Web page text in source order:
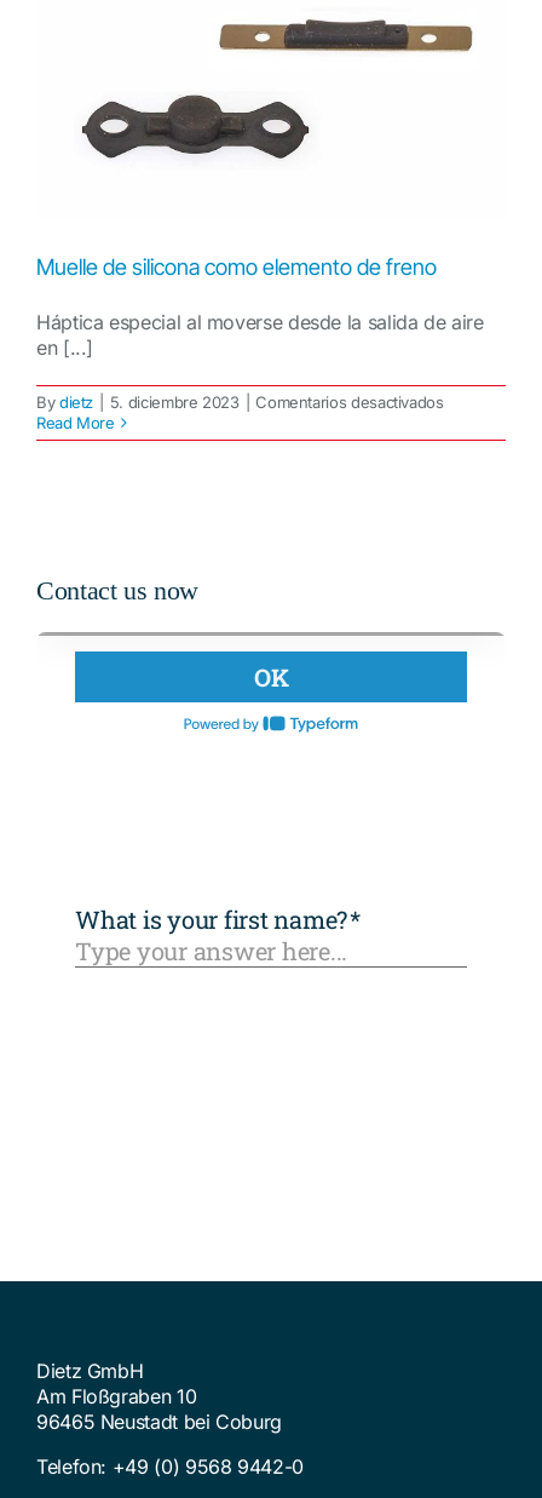
Muelle de silicona como elemento de freno
Háptica especial al moverse desde la salida de aire
en [...]
Bydietz 5. diciembre 2023 Comentarios desactivadosen
de
Read More
Contact us now
Dietz GmbH
Am Floßgraben 10
96465 Neustadt bei Coburg
Telefon: +49 (0) 9568 9442-0